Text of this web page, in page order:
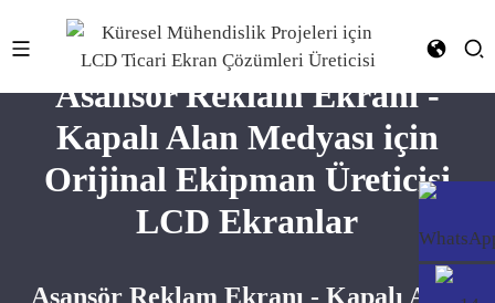
Asansör Reklam Ekranı -
Kapalı Alan Medyası için
Orijinal Ekipman Üreticisi
LCD Ekranlar
Asansör Reklam Ekranı - Kapalı Alan